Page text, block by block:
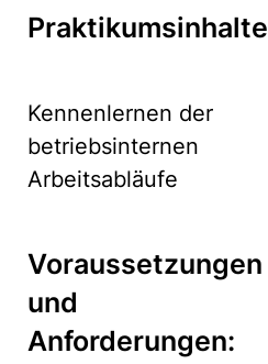
Praktikumsinhalte
Kennenlernen der
betriebsinternen
Arbeitsabläufe
Voraussetzungen
und
Anforderungen: